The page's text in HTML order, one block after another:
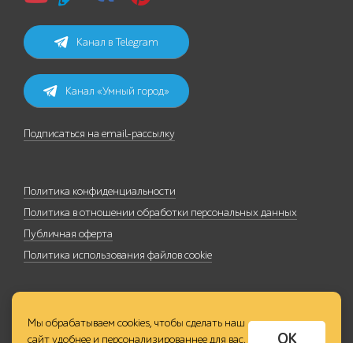
Канал в Telegram
Канал «Умный город»
Подписаться на email-рассылку
Политика конфиденциальности
Политика в отношении обработки персональных данных
Публичная оферта
Политика использования файлов cookie
Мы обрабатываем cookies, чтобы сделать наш
сайт удобнее и персонализированнее для вас,
ОК